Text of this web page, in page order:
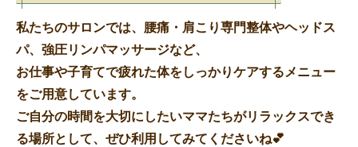
私たちのサロンでは、 腰痛・肩こり専門整体やヘッドス
パ、 強圧リンパマッサージなど、
お仕事や子育てで疲れた体をしっかりケアするメニュー
をご用意しています。
ご自分の時間を大切にしたいママたちがリラックスでき
る場所として、ぜひ利用してみてくださいね💕